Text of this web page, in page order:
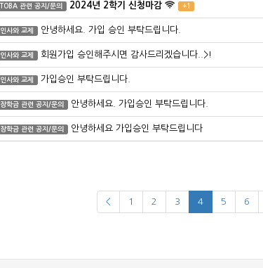
TOBA 관련 공지/문의 2024년 2학기 신청마감 +1
인사와 교제 안녕하세요. 가입 승인 부탁드립니다.
인사와 교제 회원가입 승인해주시면 감사드리겠습니다..>!
인사와 교제 가입승인 부탁드립니다.
장학금 관련 공지/문의 안녕하세요. 가입승인 부탁드립니다.
장학금 관련 공지/문의 안녕하세요 가입승인 부탁드립니다
< 1 2 3 4 5 6